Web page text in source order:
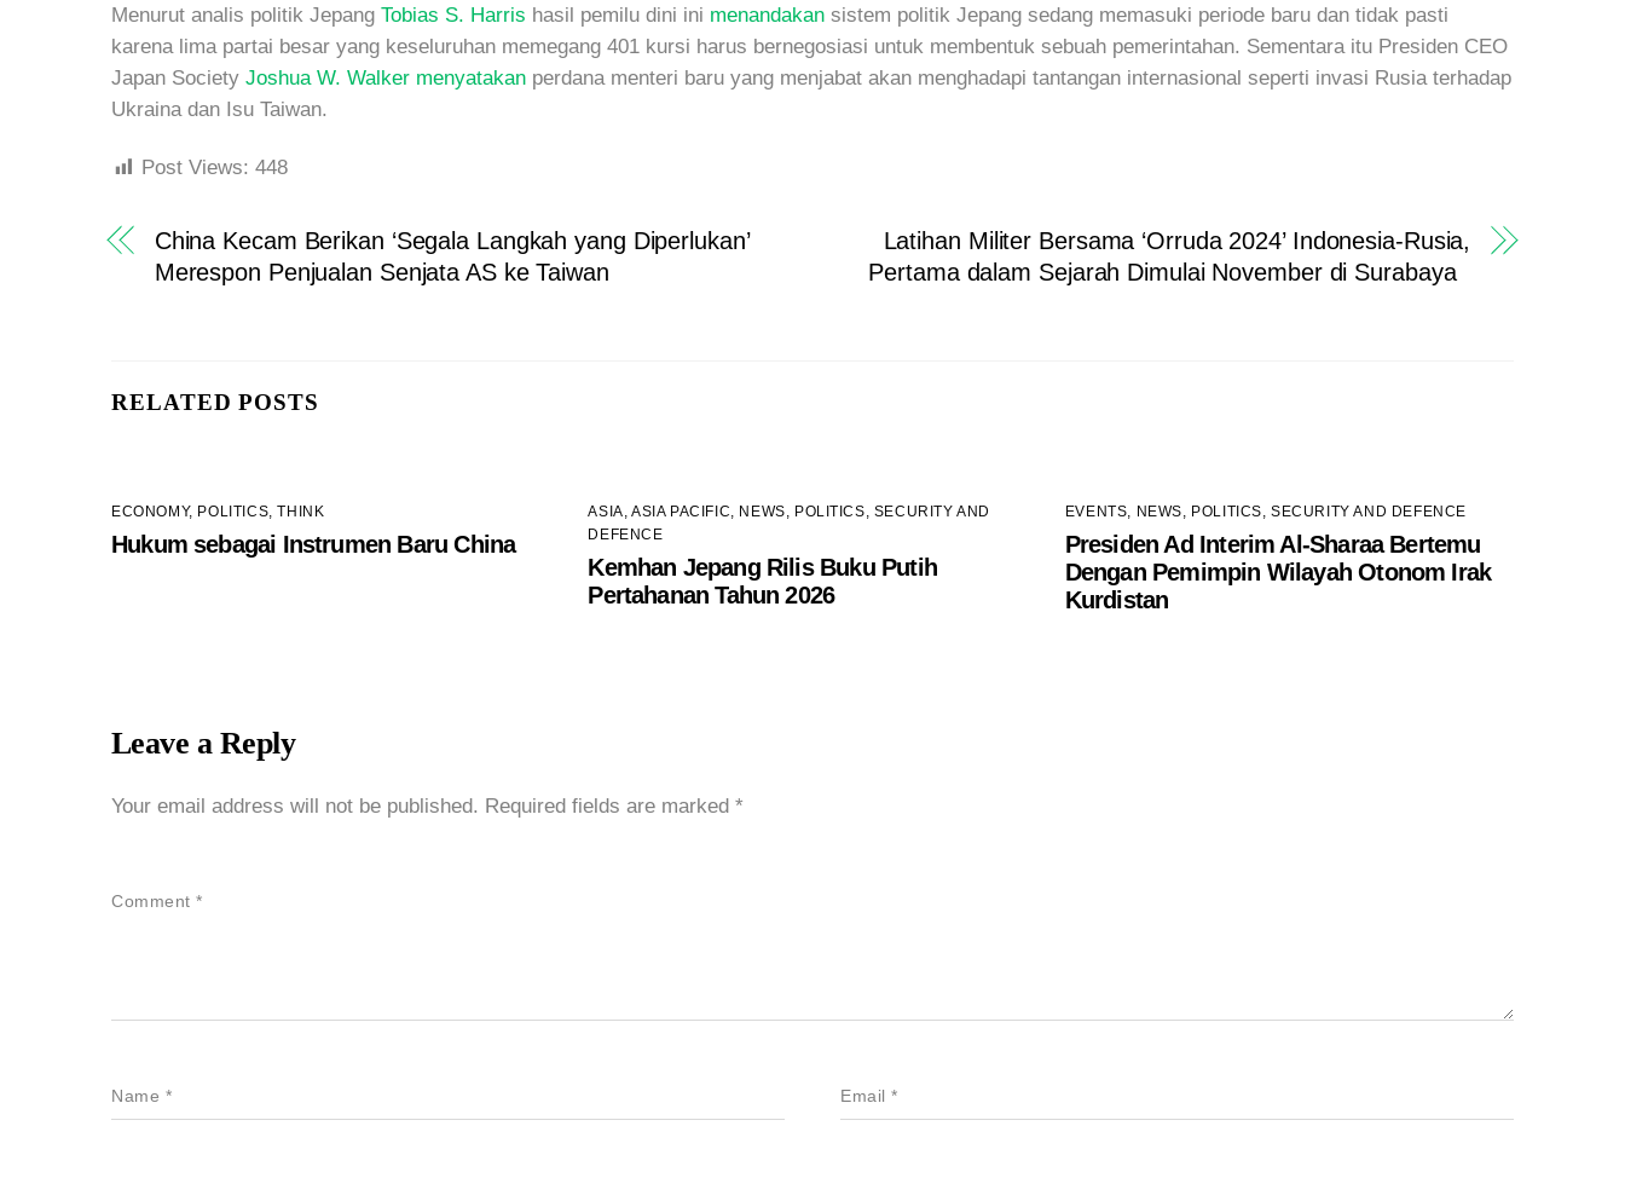
Menurut analis politik Jepang Tobias S. Harris hasil pemilu dini ini menandakan sistem politik Jepang sedang memasuki periode baru dan tidak pasti
karena lima partai besar yang keseluruhan memegang 401 kursi harus bernegosiasi untuk membentuk sebuah pemerintahan. Sementara itu Presiden CEO
Japan Society Joshua W. Walker menyatakan perdana menteri baru yang menjabat akan menghadapi tantangan internasional seperti invasi Rusia terhadap
Ukraina dan Isu Taiwan.
Post Views: 448
China Kecam Berikan ‘Segala Langkah yang Diperlukan’
Merespon Penjualan Senjata AS ke Taiwan
Latihan Militer Bersama ‘Orruda 2024’ Indonesia-Rusia,
Pertama dalam Sejarah Dimulai November di Surabaya
RELATED POSTS
ECONOMY, POLITICS,THINK
Hukum sebagai Instrumen Baru China
ASIA, ASIA PACIFIC, NEWS, POLITICS, SECURITY AND
DEFENCE
Kemhan Jepang Rilis Buku Putih
Pertahanan Tahun 2026
EVENTS, NEWS, POLITICS,SECURITY AND DEFENCE
Presiden Ad Interim Al-Sharaa Bertemu
Dengan Pemimpin Wilayah Otonom Irak
Kurdistan
Leave a Reply
Your email address will not be published. Required fields are marked *
Comment*
Name * Email*